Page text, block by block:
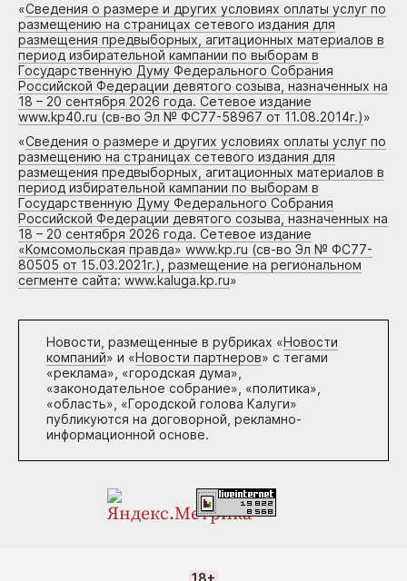
«Сведения о размере и других условиях оплаты услуг по
размещению на страницах сетевого издания для
размещения предвыборных, агитационных материалов в
период избирательной кампании по выборам в
Государственную Думу Федерального Собрания
Российской Федерации девятого созыва, назначенных на
18 – 20 сентября 2026 года. Сетевое издание
www.kp40.ru (св-во Эл № ФС77-58967 от 11.08.2014г.)»
«Сведения о размере и других условиях оплаты услуг по
размещению на страницах сетевого издания для
размещения предвыборных, агитационных материалов в
период избирательной кампании по выборам в
Государственную Думу Федерального Собрания
Российской Федерации девятого созыва, назначенных на
18 – 20 сентября 2026 года. Сетевое издание
«Комсомольская правда» www.kp.ru (св-во Эл № ФС77-
80505 от 15.03.2021г.), размещение на региональном
сегменте сайта: www.kaluga.kp.ru»
Новости, размещенные в рубриках «Новости
компаний» и «Новости партнеров» с тегами
«реклама», «городская дума»,
«законодательное собрание», «политика»,
«область», «Городской голова Калуги»
публикуются на договорной, рекламно-
информационной основе.
18+